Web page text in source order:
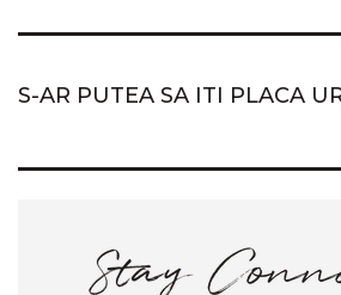
S-AR PUTEA SA ITI PLACA